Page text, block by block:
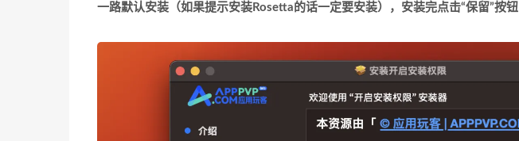
一路默认安装 （如果提示安装Rosetta的话一定要安装） ，安装完点击“保留”按钮